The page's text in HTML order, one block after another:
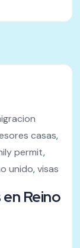
casas,
permit,
unido,visas
Reino